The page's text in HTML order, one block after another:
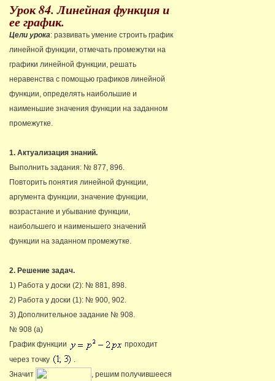
Урок 84. Линейная функция и
ее график.
Цели урока: развивать умение строить график
линейной функции, отмечать промежутки на
графики линейной функции, решать
неравенства с помощью графиков линейной
функции, определять наибольшие и
наименьшие значения функции на заданном
промежутке.
1. Актуализация знаний.
Выполнить задания: № 877, 896.
Повторить понятия линейной функции,
аргумента функции, значение функции,
возрастание и убывание функции,
наибольшего и наименьшего значений
функции на заданном промежутке.
2. Решение задач.
1) Работа у доски (2): № 881, 898.
2) Работа у доски (1): № 900, 902.
3) Дополнительное задание № 908.
№ 908 (а)
График функции
проходит
через точку
.
Значит
, решим получившееся